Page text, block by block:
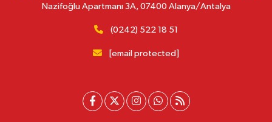
Nazifoğlu Apartmanı 3A, 07400 Alanya/Antalya
(0242) 522 18 51
[email protected]